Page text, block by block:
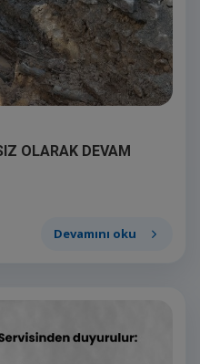
OLARAK DEVAM
Devamını oku